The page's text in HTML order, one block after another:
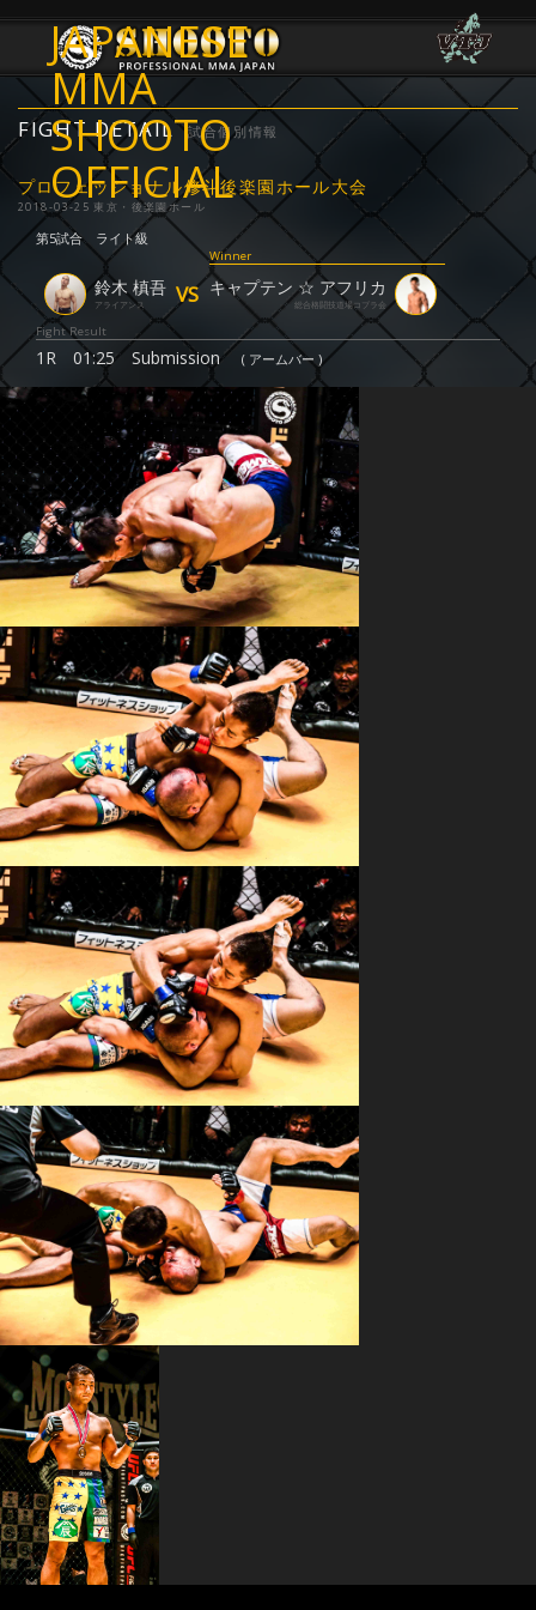
JAPANESE
MMA
SHOOTO
OFFICIAL
FIGHT DETAIL 試合個別情報
プロフェッショナル修斗後楽園ホール大会
2018-03-25 東京・後楽園ホール
第5試合 ライト級
Winner
鈴木 槙吾
アライアンス VS キャプテン ☆ アフリカ
総合格闘技道場コブラ会
Fight Result
1R 01:25 Submission ( アームバー )